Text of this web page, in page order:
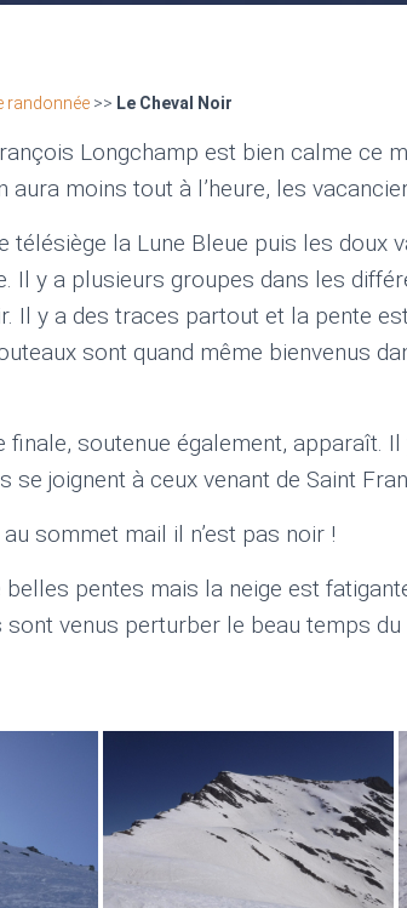
randonnée >> Le Cheval Noir
Longchamp est bien calme ce
aura moins tout à l’heure, les
télésiège la Lune Bleue puis les doux
Il y a plusieurs groupes dans les
Il y a des traces partout et la pente
sont quand même bienvenus
finale, soutenue également, apparaît.
se joignent à ceux venant de Saint
sommet mail il n’est pas noir !
pentes mais la neige est
venus perturber le beau temps du